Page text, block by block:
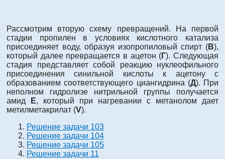
Рассмотрим вторую схему превращений. На первой
стадии пропилен в условиях кислотного катализа
присоединяет воду, образуя изопропиловый спирт (В),
который далее превращается в ацетон (Г). Следующая
стадия представляет собой реакцию нуклеофильного
присоединения синильной кислоты к ацетону с
образованием соответствующего циангидрина (Д). При
неполном гидролизе нитрильной группы получается
амид
Е, который при нагревании с метанолом дает
метилметакрилат (V).
Решение задачи 103
Решение задачи 104
Решение задачи 105
Решение задачи 11